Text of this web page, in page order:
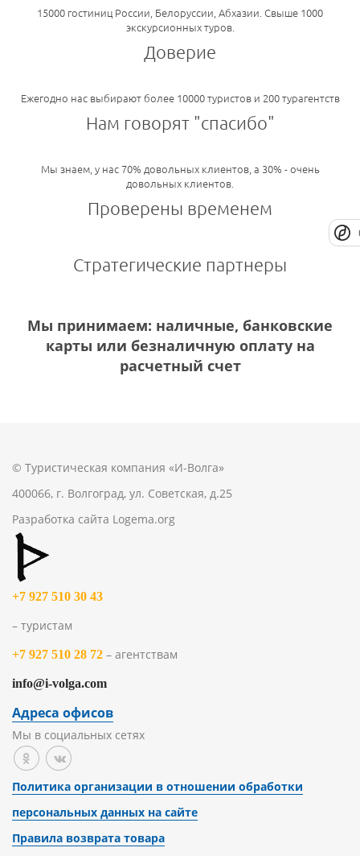
15000 гостиниц России, Белоруссии, Абхазии. Свыше 1000
экскурсионных туров.
Доверие
Ежегодно нас выбирают более 10000 туристов и 200 турагентств
Нам говорят "спасибо"
Мы знаем, у нас 70% довольных клиентов, а 30% - очень
довольных клиентов.
Проверены временем
Стратегические партнеры
Мы принимаем: наличные, банковские
карты или безналичную оплату на
расчетный счет
© Туристическая компания «И-Волга»
400066, г. Волгоград, ул. Советская, д.25
Разработка сайта Logema.org
+7 927 510 30 43
– туристам
+7 927 510 28 72 – агентствам
info@i-volga.com
Адреса офисов
Мы в социальных сетях
Политика организации в отношении обработки
персональных данных на сайте
Правила возврата товара